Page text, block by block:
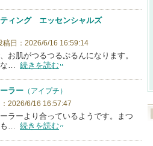
ィング エッセンシャルズ
稿日：2026/6/16 16:59:14
お肌がつるつるぷるんになります。
な… 続きを読む
ラー （アイプチ）
2026/6/16 16:57:47
ラーより合っているようです。まつ
も… 続きを読む